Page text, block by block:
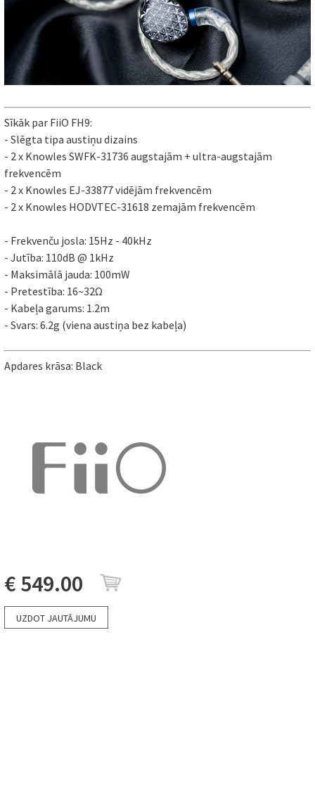
Sīkāk par FiiO FH9:
- Slēgta tipa austiņu dizains
- 2 x Knowles SWFK-31736 augstajām + ultra-augstajām
frekvencēm
- 2 x Knowles EJ-33877 vidējām frekvencēm
- 2 x Knowles HODVTEC-31618 zemajām frekvencēm
- Frekvenču josla: 15Hz - 40kHz
- Jutība: 110dB @ 1kHz
- Maksimālā jauda: 100mW
- Pretestība: 16~32Ω
- Kabeļa garums: 1.2m
- Svars: 6.2g (viena austiņa bez kabeļa)
Apdares krāsa: Black
€ 549.00
UZDOT JAUTĀJUMU